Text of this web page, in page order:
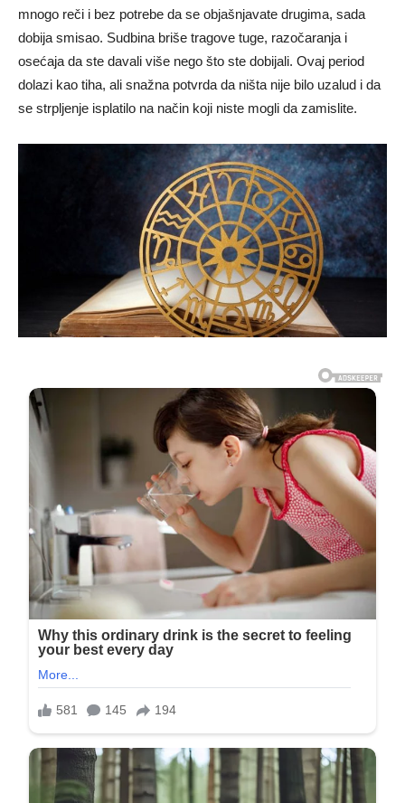
mnogo reči i bez potrebe da se objašnjavate drugima, sada
dobija smisao. Sudbina briše tragove tuge, razočaranja i
osećaja da ste davali više nego što ste dobijali. Ovaj period
dolazi kao tiha, ali snažna potvrda da ništa nije bilo uzalud i da
se strpljenje isplatilo na način koji niste mogli da zamislite.